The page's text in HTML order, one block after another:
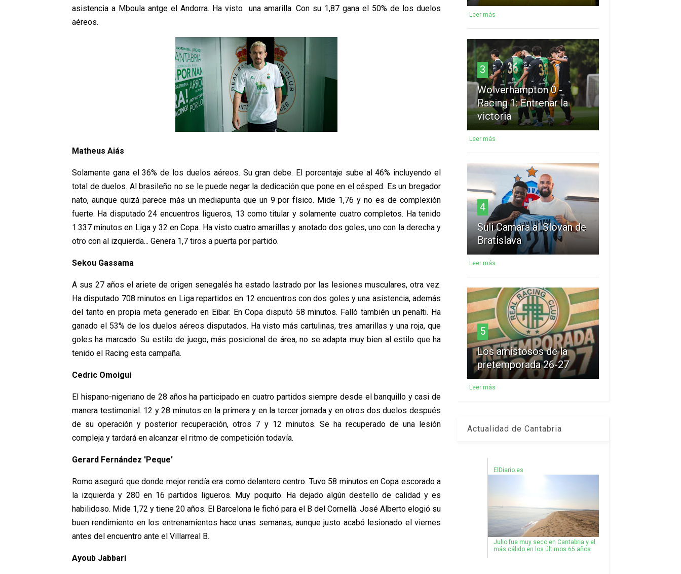
asistencia a Mboula antge el Andorra. Ha visto una amarilla. Con su 1,87 gana el 50% de los duelos
aéreos.
Matheus Aiás
Solamente gana el 36% de los duelos aéreos. Su gran debe. El porcentaje sube al 46% incluyendo el
total de duelos. Al brasileño no se le puede negar la dedicación que pone en el césped. Es un bregador
nato, aunque quizá parece más un mediapunta que un 9 por físico. Mide 1,76 y no es de complexión
fuerte. Ha disputado 24 encuentros ligueros, 13 como titular y solamente cuatro completos. Ha tenido
1.337 minutos en Liga y 32 en Copa. Ha visto cuatro amarillas y anotado dos goles, uno con la derecha y
otro con al izquierda... Genera 1,7 tiros a puerta por partido.
Sekou Gassama
A sus 27 años el ariete de origen senegalés ha estado lastrado por las lesiones musculares, otra vez.
Ha disputado 708 minutos en Liga repartidos en 12 encuentros con dos goles y una asistencia, además
del tanto en propia meta generado en Eibar. En Copa disputó 58 minutos. Falló también un penalti. Ha
ganado el 53% de los duelos aéreos disputados. Ha visto más cartulinas, tres amarillas y una roja, que
goles ha marcado. Su estilo de juego, más posicional de área, no se adapta muy bien al estilo que ha
tenido el Racing esta campaña.
Cedric Omoigui
El hispano-nigeriano de 28 años ha participado en cuatro partidos siempre desde el banquillo y casi de
manera testimonial. 12 y 28 minutos en la primera y en la tercer jornada y en otros dos duelos después
de su operación y posterior recuperación, otros 7 y 12 minutos. Se ha recuperado de una lesión
compleja y tardará en alcanzar el ritmo de competición todavía.
Gerard Fernández 'Peque'
Romo aseguró que donde mejor rendía era como delantero centro. Tuvo 58 minutos en Copa escorado a
la izquierda y 280 en 16 partidos ligueros. Muy poquito. Ha dejado algún destello de calidad y es
habilidoso. Mide 1,72 y tiene 20 años. El Barcelona le fichó para el B del Cornellà. José Alberto elogió su
buen rendimiento en los entrenamientos hace unas semanas, aunque justo acabó lesionado el viernes
antes del encuentro ante el Villarreal B.
Ayoub Jabbari
Leer más
3
Wolverhampton 0 -
Racing 1: Entrenar la
victoria
Leer más
4
Suli Camara al Slovan de
Bratislava
Leer más
5
Los amistosos de la
pretemporada 26-27
Leer más
Actualidad de Cantabria
ElDiario.es
Julio fue muy seco en Cantabria y el
más cálido en los últimos 65 años